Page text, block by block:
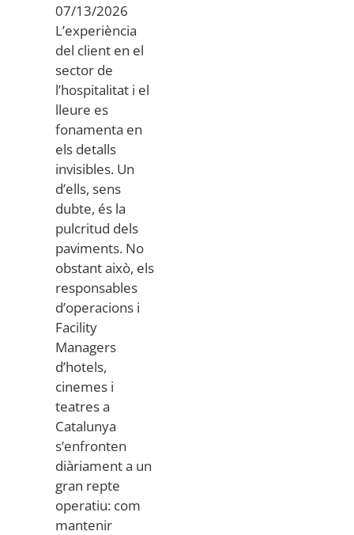
07/13/2026
L’experiència
del client en el
sector de
l’hospitalitat i el
lleure es
fonamenta en
els detalls
invisibles. Un
d’ells, sens
dubte, és la
pulcritud dels
paviments. No
obstant això, els
responsables
d’operacions i
Facility
Managers
d’hotels,
cinemes i
teatres a
Catalunya
s’enfronten
diàriament a un
gran repte
operatiu: com
mantenir